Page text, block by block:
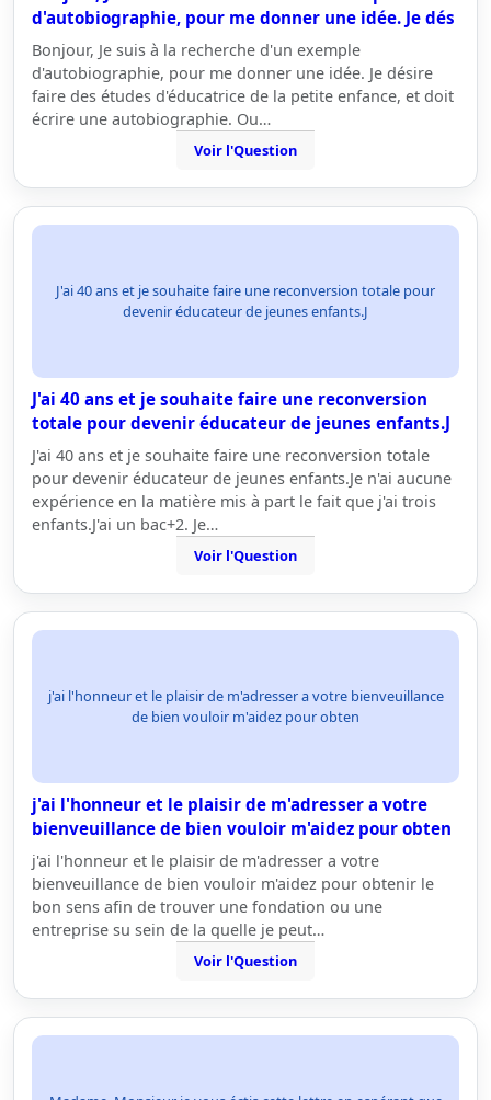
d'autobiographie, pour me donner une idée. Je dés
Bonjour, Je suis à la recherche d'un exemple
d'autobiographie, pour me donner une idée. Je désire
faire des études d'éducatrice de la petite enfance, et doit
écrire une autobiographie. Ou…
Voir l'Question
J'ai 40 ans et je souhaite faire une reconversion totale pour
devenir éducateur de jeunes enfants.J
J'ai 40 ans et je souhaite faire une reconversion
totale pour devenir éducateur de jeunes enfants.J
J'ai 40 ans et je souhaite faire une reconversion totale
pour devenir éducateur de jeunes enfants.Je n'ai aucune
expérience en la matière mis à part le fait que j'ai trois
enfants.J'ai un bac+2. Je…
Voir l'Question
j'ai l'honneur et le plaisir de m'adresser a votre bienveuillance
de bien vouloir m'aidez pour obten
j'ai l'honneur et le plaisir de m'adresser a votre
bienveuillance de bien vouloir m'aidez pour obten
j'ai l'honneur et le plaisir de m'adresser a votre
bienveuillance de bien vouloir m'aidez pour obtenir le
bon sens afin de trouver une fondation ou une
entreprise su sein de la quelle je peut…
Voir l'Question